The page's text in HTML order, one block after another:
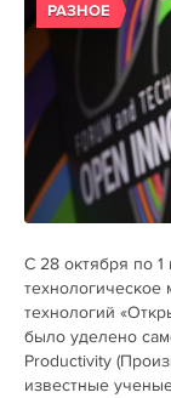
РАЗНОЕ
C 28 октября по
технологий
было уделено
Productivity
известные